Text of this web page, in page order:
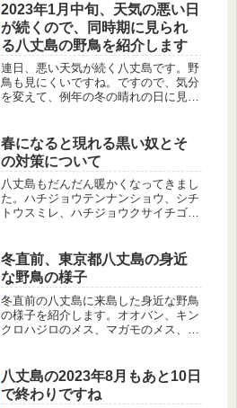
2023年1月中旬、天気の悪い日
が続くので、同時期に見られ
る八丈島の野鳥を紹介します
連日、悪い天気が続く八丈島です。野
鳥も見にくいですね。ですので、気分
を変えて、例年の冬の晴れの日に見ら
介します。
春になると現れる黒い奴とそ
の対策について
八丈島もだんだん暖かくなってきまし
た。ハチジョウテンナンショウ、シチ
トウスミレ、ハチジョウクサイチゴの
ゃらのクワゴマダラヒトリの幼虫も歩
いています。八丈島では、この季節か
ら...
冬直前、東京都八丈島の身近
な野鳥の様子
冬直前の八丈島に来島した身近な野鳥
の様子を紹介します。オオバン、キン
クロハジロのメス、マガモのメス、タ
など自然な姿を見せてくれました。
八丈島の2023年8月もあと10日
で終わりですね